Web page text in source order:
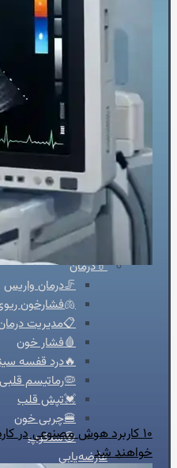
🏥حین درمان
⚖️کنترل وزن
🗓️پیش از عمل‌ها
🧠جراحی مغز
👴🏻قلب
💡تشخیص
👨‍⚕️ویزیت‌تخصصی
🫀ساختارقلب
🎚️دریچه‌ها
🧬بیماری‌های
⚡آریتمی‌های
💔نارسایی‌های
♨️گرفتگی عروق
💊درمان
🦵درمان واریس
🫁فشارخون ریوی
📋مدیریت
🩸فشار خون
🔥درد قفسه
🦠رماتیسم قلبی
💓تپش قلب
🍔چربی خون
😵سنکوپ
عارضه‌یابیخواهند شد